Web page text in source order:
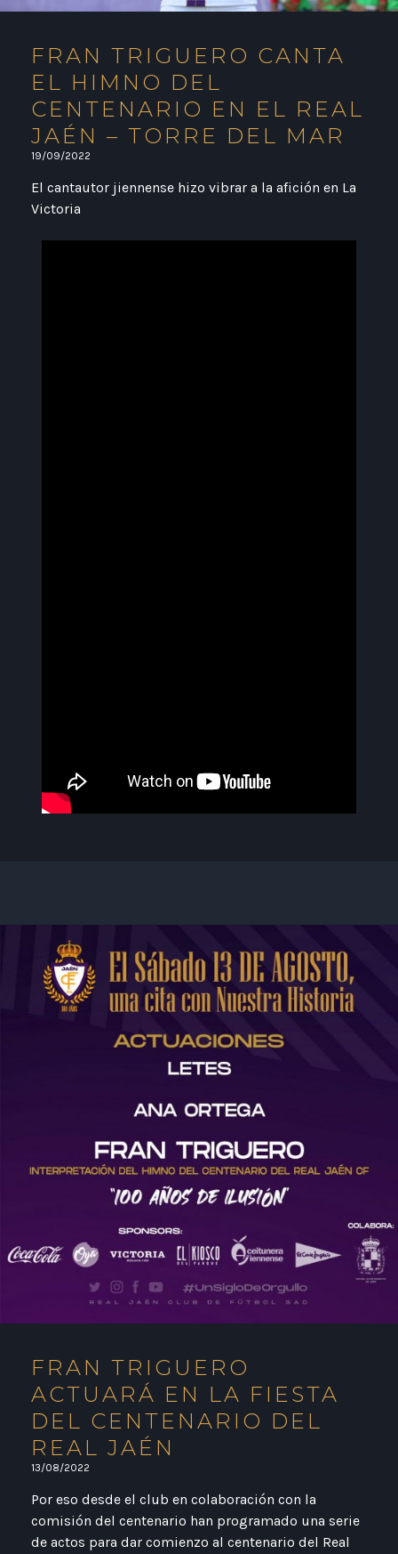
FRAN TRIGUERO CANTA
EL HIMNO DEL
CENTENARIO EN EL REAL
JAÉN – TORRE DEL MAR
19/09/2022
El cantautor jiennense hizo vibrar a la afición en La
Victoria
FRAN TRIGUERO
ACTUARÁ EN LA FIESTA
DEL CENTENARIO DEL
REAL JAÉN
13/08/2022
Por eso desde el club en colaboración con la
comisión del centenario han programado una serie
de actos para dar comienzo al centenario del Real